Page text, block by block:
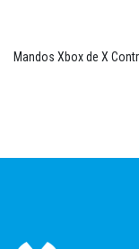
Mandos Xbox de X